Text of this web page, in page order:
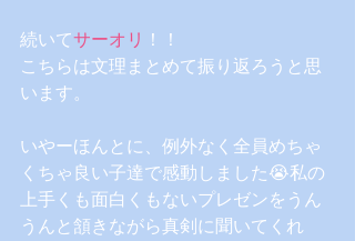
続いてサーオリ ！！
こちらは文理まとめて振り返ろうと思
います。
いやーほんとに、例外なく全員めちゃ
くちゃ良い子達で感動しました😭私の
上手くも面白くもないプレゼンをうん
うんと頷きながら真剣に聞いてくれ